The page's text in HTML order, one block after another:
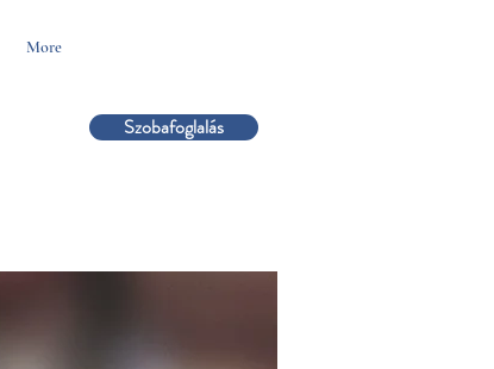
More
Szobafoglalás